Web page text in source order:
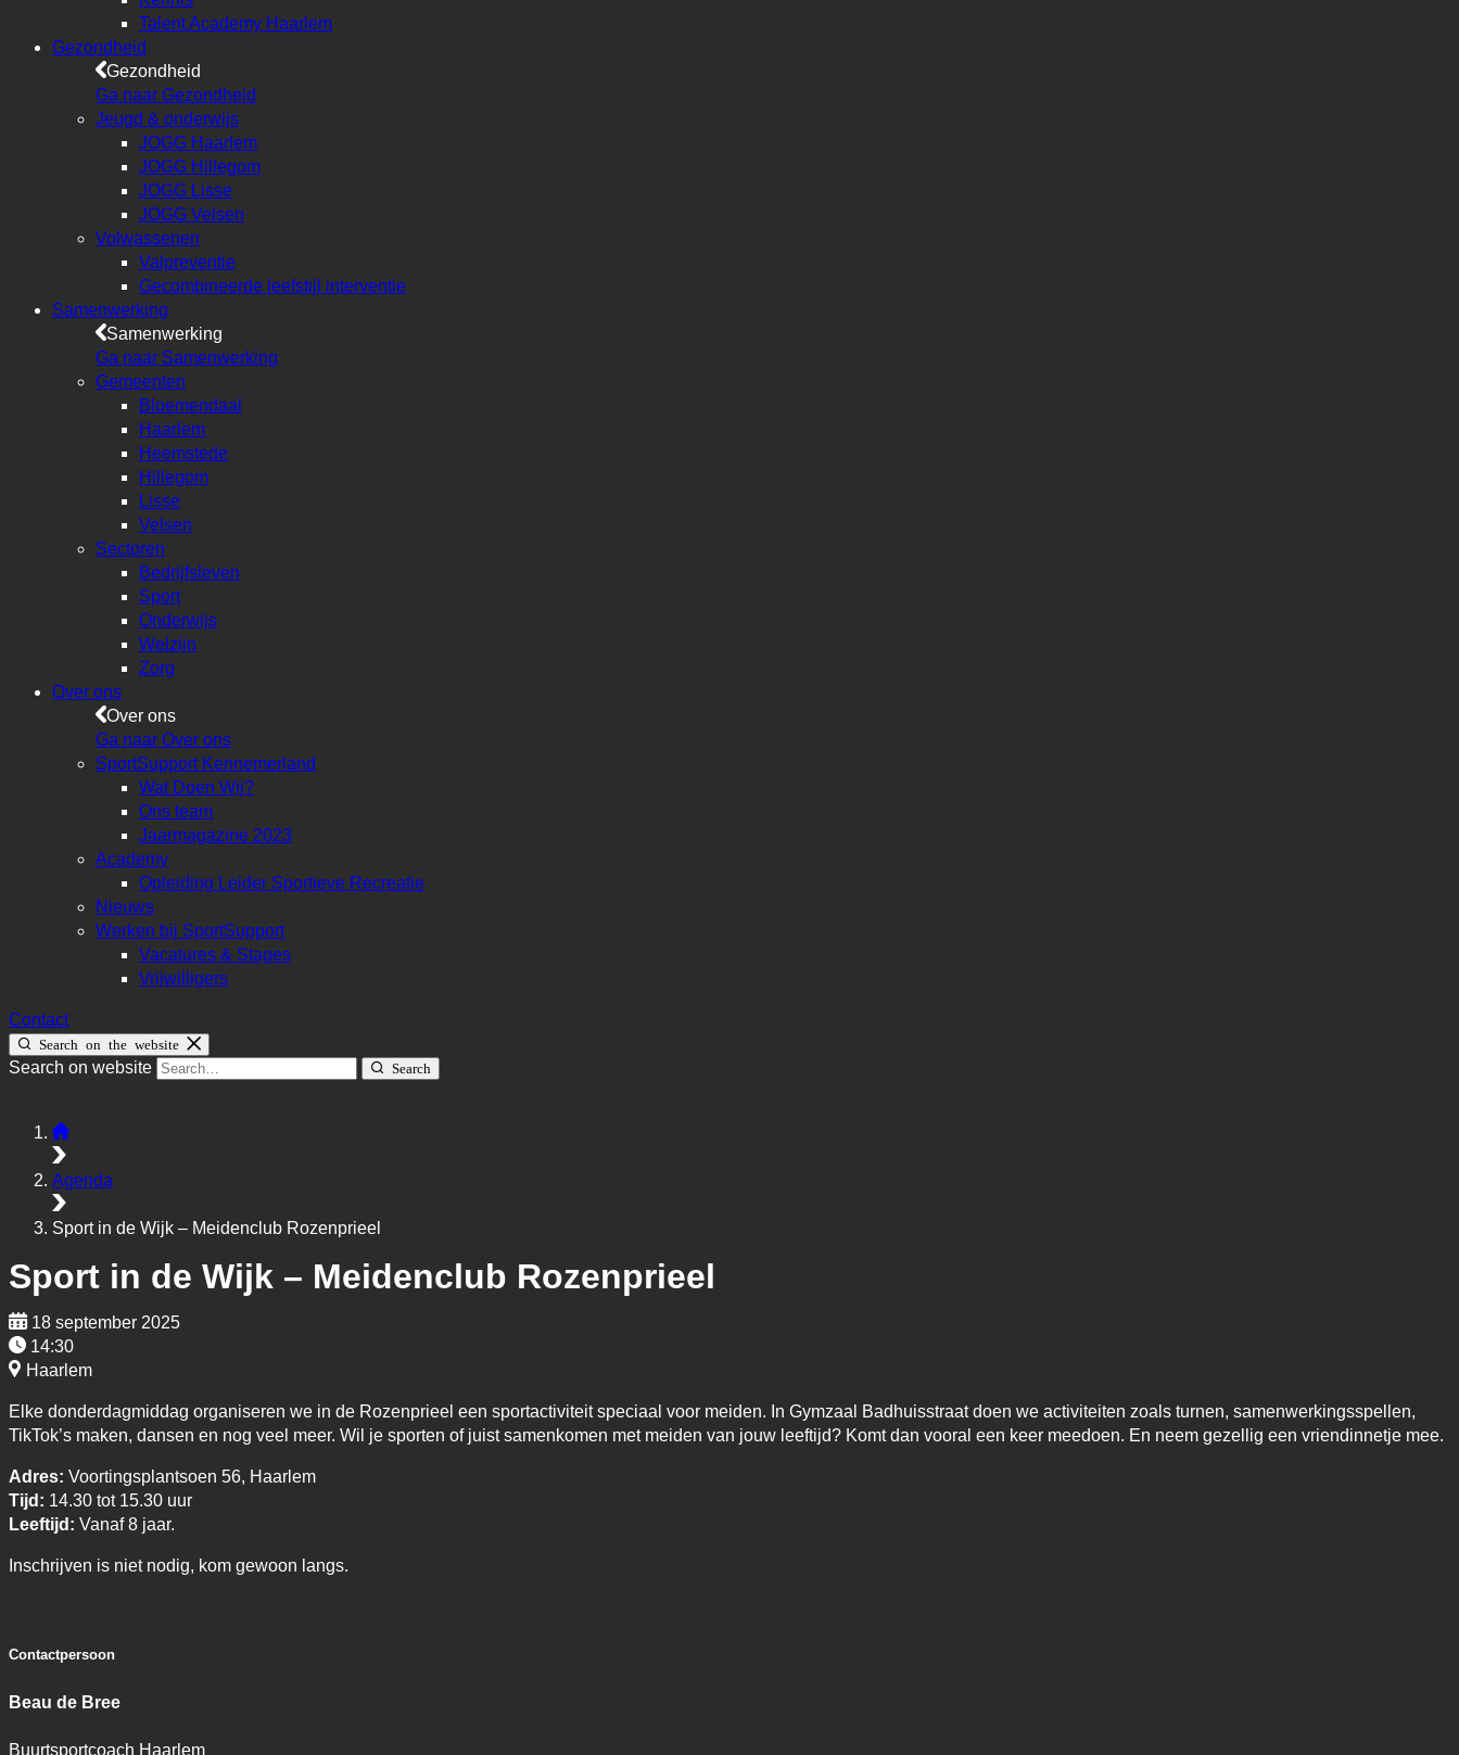
Talent Academy Haarlem
Gezondheid
Gezondheid
Ga naar Gezondheid
Jeugd & onderwijs
JOGG Haarlem
JOGG Hillegom
JOGG Lisse
JOGG Velsen
Volwassenen
Valpreventie
Gecombineerde leefstijl interventie
Samenwerking
Samenwerking
Ga naar Samenwerking
Gemeenten
Bloemendaal
Haarlem
Heemstede
Hillegom
Lisse
Velsen
Sectoren
Bedrijfsleven
Sport
Onderwijs
Welzijn
Zorg
Over ons
Over ons
Ga naar Over ons
SportSupport Kennemerland
Wat Doen Wij?
Ons team
Jaarmagazine 2023
Academy
Opleiding Leider Sportieve Recreatie
Nieuws
Werken bij SportSupport
Vacatures & Stages
Vrijwilligers
Contact
Search on the website
Search on website Search
Agenda
Sport in de Wijk – Meidenclub Rozenprieel
Sport in de Wijk – Meidenclub Rozenprieel
18 september 2025
14:30
Haarlem
Elke donderdagmiddag organiseren we in de Rozenprieel een sportactiviteit speciaal voor meiden. In Gymzaal Badhuisstraat doen we activiteiten zoals turnen, samenwerkingsspellen,
TikTok’s maken, dansen en nog veel meer. Wil je sporten of juist samenkomen met meiden van jouw leeftijd? Komt dan vooral een keer meedoen. En neem gezellig een vriendinnetje mee.
Adres: Voortingsplantsoen 56, Haarlem
Tijd: 14.30 tot 15.30 uur
Leeftijd: Vanaf 8 jaar.
Inschrijven is niet nodig, kom gewoon langs.
Contactpersoon
Beau de Bree
Buurtsportcoach Haarlem